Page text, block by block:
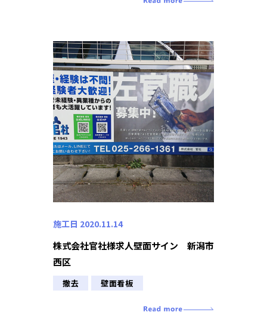
施工日 2020.11.14
株式会社官社様求人壁面サイン 新潟市
西区
撤去 壁面看板